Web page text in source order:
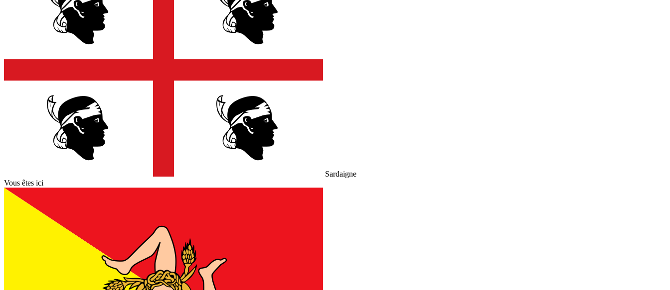
Sardaigne
Vous êtes ici